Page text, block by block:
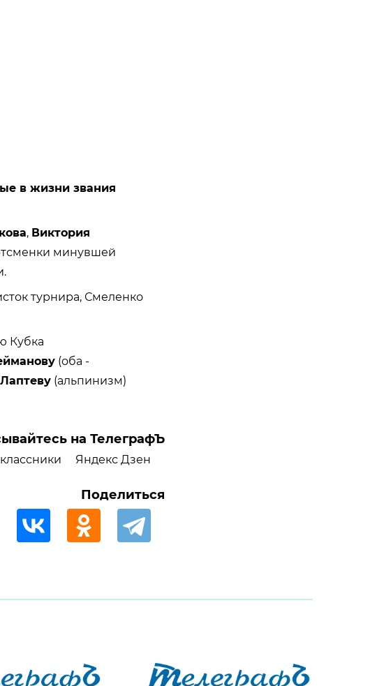
в жизни звания
, Виктория
минувшей
турнира, Смеленко
Кубка
(оба -
(альпинизм)
на ТелеграфЪ
Яндекс Дзен
Поделиться